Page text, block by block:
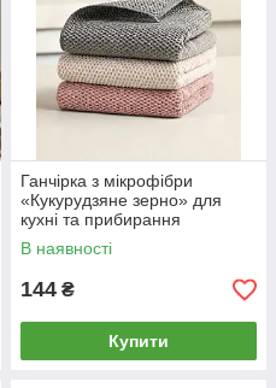
Ганчірка з мікрофібри
«Кукурудзяне зерно» для
кухні та прибирання
В наявності
144 ₴
Купити